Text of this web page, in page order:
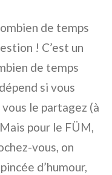
de temps
! C’est un
de temps
si vous
le partagez (à
pour le FÜM,
vous, on
d’humour,